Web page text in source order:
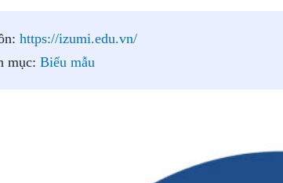
https://izumi.edu.vn/
mục: Biểu mẫu